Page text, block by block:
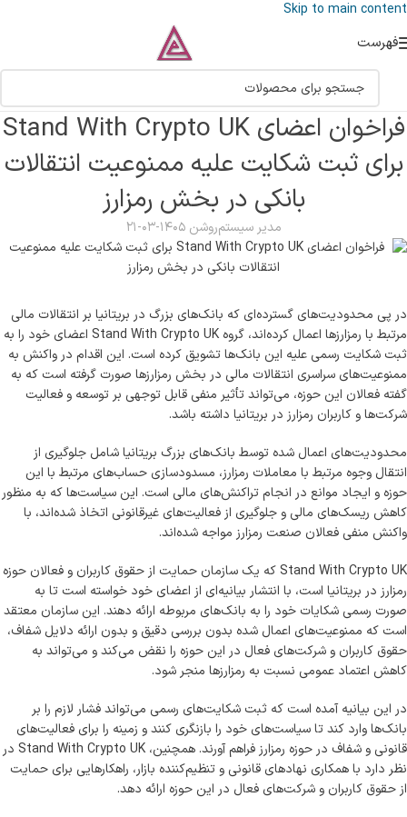
Skip to main content
فهرست
فراخوان اعضای Stand With Crypto UK
برای ثبت شکایت علیه ممنوعیت انتقالات
بانکی در بخش رمزارز
مدیر سیستمروشن ۱۴۰۵-۰۳-۲۱
در پی محدودیت‌های گسترده‌ای که بانک‌های بزرگ در بریتانیا بر انتقالات مالی
مرتبط با رمزارزها اعمال کرده‌اند، گروه Stand With Crypto UK اعضای خود را به
ثبت شکایت رسمی علیه این بانک‌ها تشویق کرده است. این اقدام در واکنش به
ممنوعیت‌های سراسری انتقالات مالی در بخش رمزارزها صورت گرفته است که به
گفته فعالان این حوزه، می‌تواند تأثیر منفی قابل توجهی بر توسعه و فعالیت
شرکت‌ها و کاربران رمزارز در بریتانیا داشته باشد.
محدودیت‌های اعمال شده توسط بانک‌های بزرگ بریتانیا شامل جلوگیری از
انتقال وجوه مرتبط با معاملات رمزارز، مسدودسازی حساب‌های مرتبط با این
حوزه و ایجاد موانع در انجام تراکنش‌های مالی است. این سیاست‌ها که به منظور
کاهش ریسک‌های مالی و جلوگیری از فعالیت‌های غیرقانونی اتخاذ شده‌اند، با
واکنش منفی فعالان صنعت رمزارز مواجه شده‌اند.
Stand With Crypto UK که یک سازمان حمایت از حقوق کاربران و فعالان حوزه
رمزارز در بریتانیا است، با انتشار بیانیه‌ای از اعضای خود خواسته است تا به
صورت رسمی شکایات خود را به بانک‌های مربوطه ارائه دهند. این سازمان معتقد
است که ممنوعیت‌های اعمال شده بدون بررسی دقیق و بدون ارائه دلایل شفاف،
حقوق کاربران و شرکت‌های فعال در این حوزه را نقض می‌کند و می‌تواند به
کاهش اعتماد عمومی نسبت به رمزارزها منجر شود.
در این بیانیه آمده است که ثبت شکایت‌های رسمی می‌تواند فشار لازم را بر
بانک‌ها وارد کند تا سیاست‌های خود را بازنگری کنند و زمینه را برای فعالیت‌های
قانونی و شفاف در حوزه رمزارز فراهم آورند. همچنین، Stand With Crypto UK در
نظر دارد با همکاری نهادهای قانونی و تنظیم‌کننده بازار، راهکارهایی برای حمایت
از حقوق کاربران و شرکت‌های فعال در این حوزه ارائه دهد.